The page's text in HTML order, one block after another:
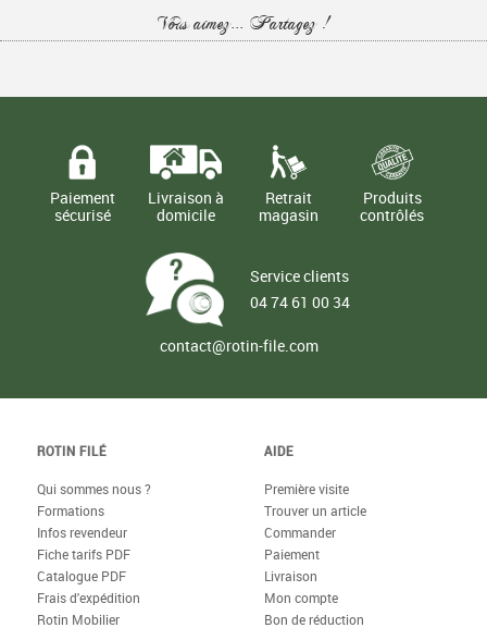
Vous aimez... Partagez !
Paiement
sécurisé
Livraison à
domicile
Retrait
magasin
Produits
contrôlés
Service clients
04 74 61 00 34
contact@rotin-file.com
ROTIN FILÉ
Qui sommes nous ?
Formations
Infos revendeur
Fiche tarifs PDF
Catalogue PDF
Frais d'expédition
Rotin Mobilier
AIDE
Première visite
Trouver un article
Commander
Paiement
Livraison
Mon compte
Bon de réduction